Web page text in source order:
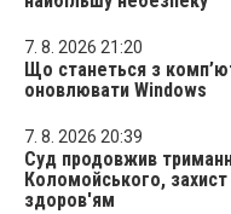
7. 8. 2026 21:20
Що станеться з
оновлювати Windows
7. 8. 2026 20:39
Суд продовжив
Коломойського,
здоров'ям